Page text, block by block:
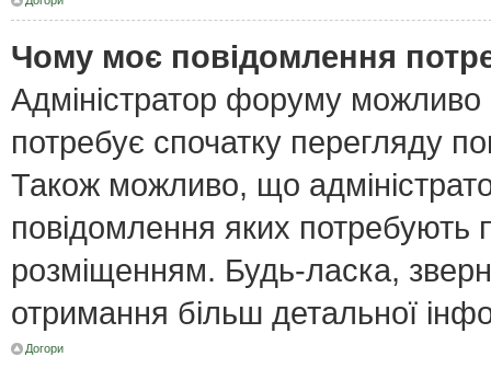
Чому моє повідомлення
Адміністратор форуму
потребує спочатку перегляду
Також можливо, що
повідомлення яких потребують
розміщенням. Будь-ласка,
отримання більш детальної
Догори